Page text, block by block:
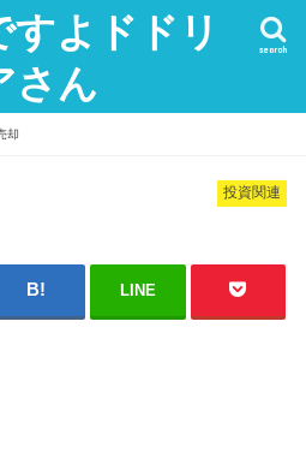
すよドドリ
さん
search
却
投資関連
LINE